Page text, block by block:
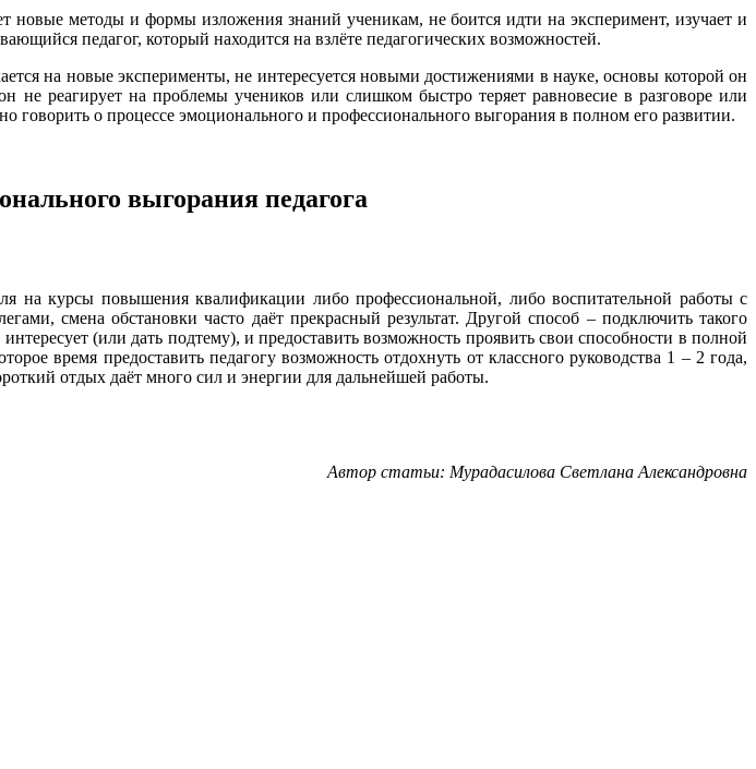
новые методы и формы изложения знаний ученикам, не боится идти на эксперимент, изучает и
педагог, который находится на взлёте педагогических возможностей.
на новые эксперименты, не интересуется новыми достижениями в науке, основы которой он
реагирует на проблемы учеников или слишком быстро теряет равновесие в разговоре или
говорить о процессе эмоционального и профессионального выгорания в полном его развитии.
выгорания педагога
на курсы повышения квалификации либо профессиональной, либо воспитательной работы с
смена обстановки часто даёт прекрасный результат. Другой способ – подключить такого
(или дать подтему), и предоставить возможность проявить свои способности в полной
время предоставить педагогу возможность отдохнуть от классного руководства 1 – 2 года,
отдых даёт много сил и энергии для дальнейшей работы.
Автор статьи: Мурадасилова Светлана Александровна